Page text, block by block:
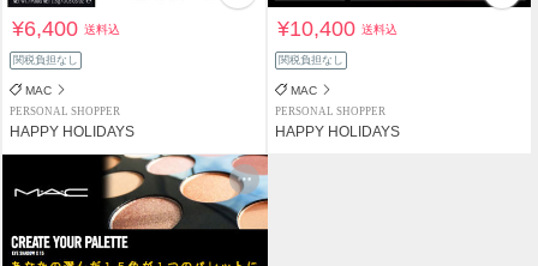
¥6,400送料込
関税負担なし
MAC
PERSONAL SHOPPER
HAPPY HOLIDAYS
¥10,400送料込
関税負担なし
MAC
PERSONAL SHOPPER
HAPPY HOLIDAYS